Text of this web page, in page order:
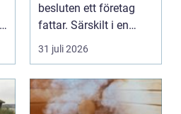
besluten ett företag
fattar. Särskilt i en
företagsintensi...
31 juli 2026